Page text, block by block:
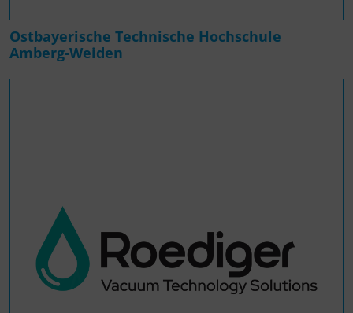
Ostbayerische Technische Hochschule
Amberg-Weiden